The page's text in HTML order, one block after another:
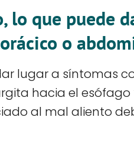
lo que puede
o
lugar a síntomas
hacia el
al mal aliento